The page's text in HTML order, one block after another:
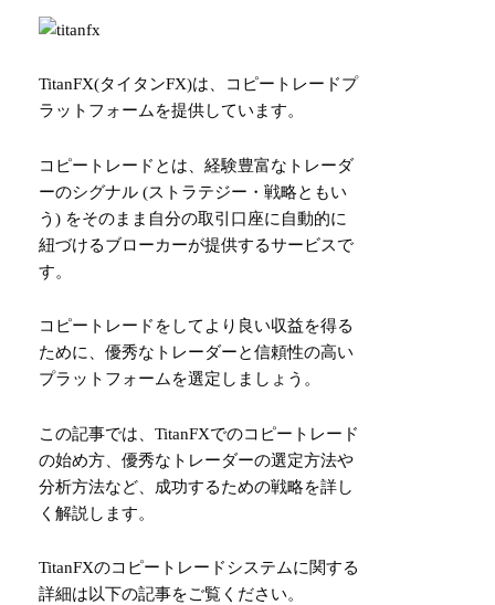
TitanFX(タイタンFX)は、コピートレードプ
ラットフォームを提供しています。
コピートレードとは、経験豊富なトレーダ
ーのシグナル (ストラテジー・戦略ともい
う) をそのまま自分の取引口座に自動的に
紐づけるブローカーが提供するサービスで
す。
コピートレードをしてより良い収益を得る
ために、優秀なトレーダーと信頼性の高い
プラットフォームを選定しましょう。
この記事では、TitanFXでのコピートレード
の始め方、優秀なトレーダーの選定方法や
分析方法など、成功するための戦略を詳し
く解説します。
TitanFXのコピートレードシステムに関する
詳細は以下の記事をご覧ください。